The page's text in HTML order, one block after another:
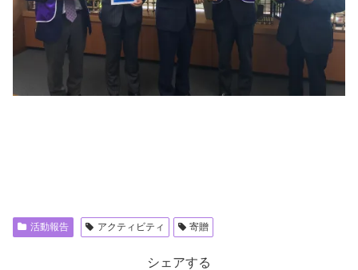
活動報告 アクティビティ 寄贈
シェアする